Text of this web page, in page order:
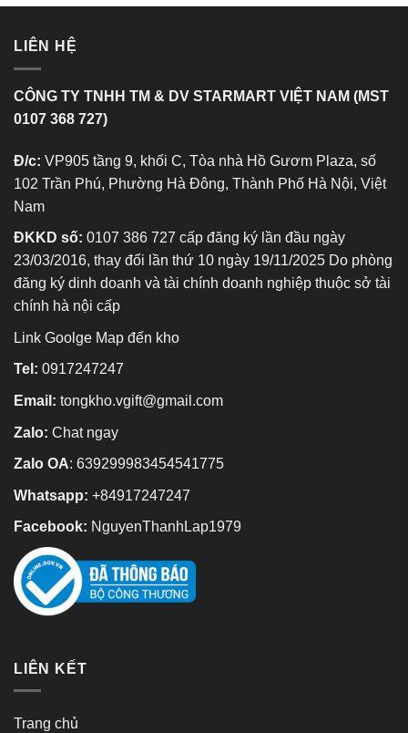
LIÊN HỆ
CÔNG TY TNHH TM & DV STARMART VIỆT NAM (MST
0107 368 727)
Đ/c: VP905 tầng 9, khối C, Tòa nhà Hồ Gươm Plaza, số
102 Trần Phú, Phường Hà Đông, Thành Phố Hà Nội, Việt
Nam
ĐKKD số: 0107 386 727 cấp đăng ký lần đầu ngày
23/03/2016, thay đổi lần thứ 10 ngày 19/11/2025 Do phòng
đăng ký dinh doanh và tài chính doanh nghiệp thuộc sở tài
chính hà nội cấp
Link Goolge Map đến kho
Tel: 0917247247
Email: tongkho.vgift@gmail.com
Zalo: Chat ngay
Zalo OA: 639299983454541775
Whatsapp: +84917247247
Facebook: NguyenThanhLap1979
LIÊN KẾT
Trang chủ